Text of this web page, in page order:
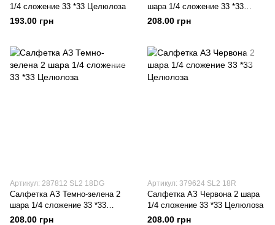
1/4 сложение 33 *33 Целюлоза
193.00 грн
шара 1/4 сложение 33 *33
Целюлоза
208.00 грн
Артикул: 287812 SL2 18DG
Салфетка АЗ Темно-зелена 2
шара 1/4 сложение 33 *33
Целюлоза
208.00 грн
Артикул: 379624 SL2 18R
Салфетка АЗ Червона 2 шара
1/4 сложение 33 *33 Целюлоза
208.00 грн